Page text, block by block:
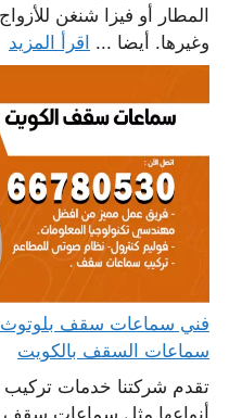
المطار أو فيزا شنغن
وغيرها. أيضا ... اقرأ المزيد
سماعات السقف بالكويت
تقدم شركتنا خدمات